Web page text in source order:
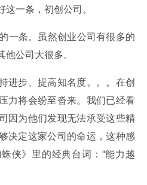
一条，初创公司。
一条。虽然创业公司有很多的
他公司大很多。
进步、提高知名度。。。在创
力将会纷至沓来。我们已经看
因为他们发现无法承受这些精
决定这家公司的命运，这种感
侠》里的经典台词：“能力越